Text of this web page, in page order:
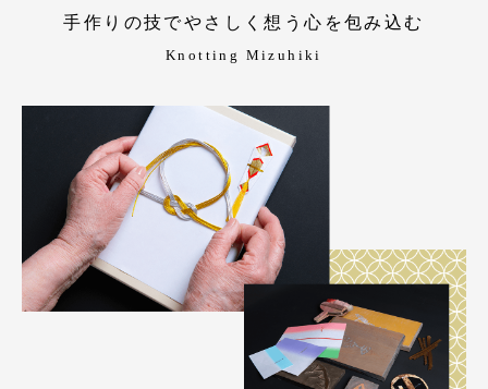
手作りの技でやさしく想う心を包み込む
Knotting Mizuhiki